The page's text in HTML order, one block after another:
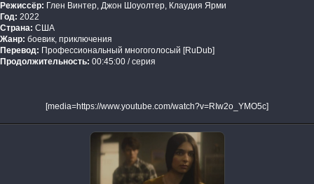
Режиссёр: Глен Винтер, Джон Шоуолтер, Клаудия Ярми
Год: 2022
Страна: США
Жанр: боевик, приключения
Перевод: Профессиональный многоголосый [RuDub]
Продолжительность: 00:45:00 / серия
[media=https://www.youtube.com/watch?v=RIw2o_YMO5c]